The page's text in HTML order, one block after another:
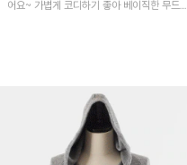
어요~ 가볍게 코디하기 좋아 베이직한 무드로